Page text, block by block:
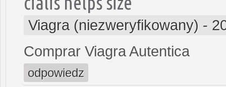
Viagra (niezweryfikowany) -
Comprar Viagra Autentica
odpowiedz